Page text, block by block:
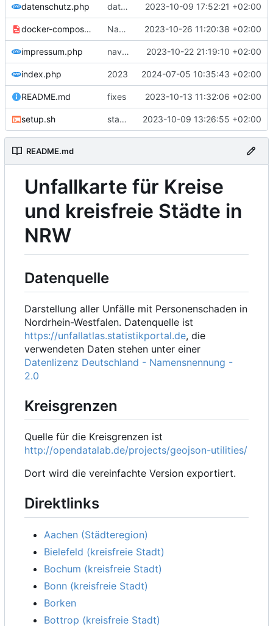
datenschutz.php datatable 2023-10-09 17:52:21 +02:00
docker-compose.sample.yml Navigation 2023-10-26 11:20:38 +02:00
impressum.php navbar fix 2023-10-22 21:19:10 +02:00
index.php 2023 2024-07-05 10:35:43 +02:00
README.md fixes 2023-10-13 11:32:06 +02:00
setup.sh statistics 2023-10-09 13:26:55 +02:00
README.md
Unfallkarte für Kreise
und kreisfreie Städte in
NRW
Datenquelle
Darstellung aller Unfälle mit Personenschaden in
Nordrhein-Westfalen. Datenquelle ist
https://unfallatlas.statistikportal.de, die
verwendeten Daten stehen unter einer
Datenlizenz Deutschland - Namensnennung -
2.0
Kreisgrenzen
Quelle für die Kreisgrenzen ist
http://opendatalab.de/projects/geojson-utilities/
Dort wird die vereinfachte Version exportiert.
Direktlinks
Aachen (Städteregion)
Bielefeld (kreisfreie Stadt)
Bochum (kreisfreie Stadt)
Bonn (kreisfreie Stadt)
Borken
Bottrop (kreisfreie Stadt)